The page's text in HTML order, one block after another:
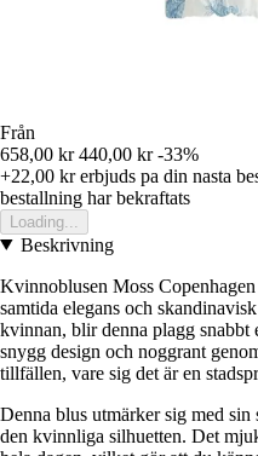
Från
658,00 kr 440,00 kr -33%
+22,00 krerbjuds pa din nasta
bestallning har bekraftats
Loading...
Beskrivning
Kvinnoblusen Moss
samtida elegans och
kvinnan, blir denna plagg
snygg design och noggrant
tillfällen, vare sig det är en
Denna blus utmärker sig med
den kvinnliga silhuetten. Det